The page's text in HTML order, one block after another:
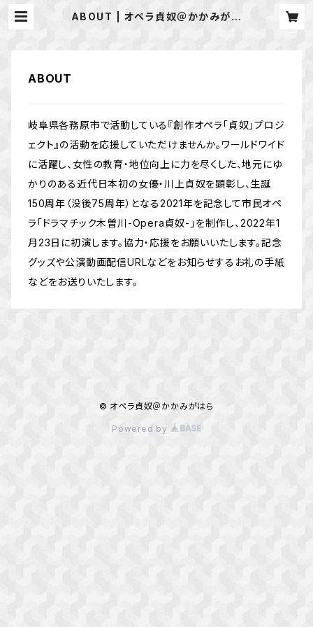
ABOUT | オペラ貞奴＠かかみがは
ABOUT
岐阜県各務原市で活動している『創作オペラ「貞奴」プロジ
ェクト』の活動を応援していただけませんか。ワールドワイド
に活躍し、女性の教育・地位向上に力を尽くした、地元にゆ
かりのある近代日本初の女優・川上貞奴を顕彰し、生誕
150周年（没後75周年）となる2021年を記念して市民オペ
ラ「ドラマチック木曽川-Opera貞奴-」を制作し、2022年1
月23日に初演します。協力・応援をお願いいたします。記念
グッズや公演動画配信URLなどをお知らせするお礼の手紙
などをお送りいたします。
© オペラ貞奴＠かかみがはら
Powered by